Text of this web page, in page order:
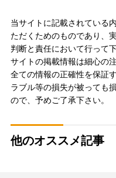
当サイトに記載されている
ただくためのものであり、
判断と責任において行って
サイトの掲載情報は細心の
全ての情報の正確性を保証
ラブル等の損失が被っても
ので、予めご了承下さい。
他のオススメ記事